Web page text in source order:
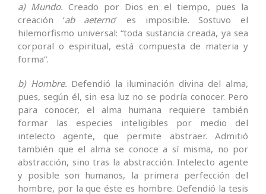
a) Mundo. Creado por Dios en el tiempo, pues la
creación ‘ab aeterno’ es imposible. Sostuvo el
hilemorfismo universal: “toda sustancia creada, ya sea
corporal o espiritual, está compuesta de materia y
forma”.
b) Hombre. Defendió la iluminación divina del alma,
pues, según él, sin esa luz no se podría conocer. Pero
para conocer, el alma humana requiere también
formar las especies inteligibles por medio del
intelecto agente, que permite abstraer. Admitió
también que el alma se conoce a sí misma, no por
abstracción, sino tras la abstracción. Intelecto agente
y posible son humanos, la primera perfección del
hombre, por la que éste es hombre. Defendió la tesis